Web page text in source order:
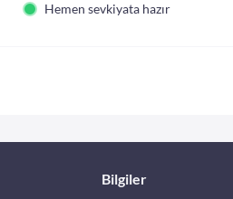
Hemen sevkiyata hazır
Bilgiler